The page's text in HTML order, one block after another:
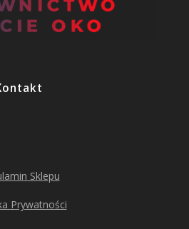
Sklepu
Prywatności